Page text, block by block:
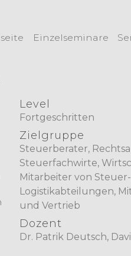
Einzelseminare
Level
Fortgeschritten
Zielgruppe
Steuerberater,
Steuerfachwirte,
Mitarbeiter von
Logistikabteilungen,
und Vertrieb
Dozent
Dr. Patrik Deutsch,